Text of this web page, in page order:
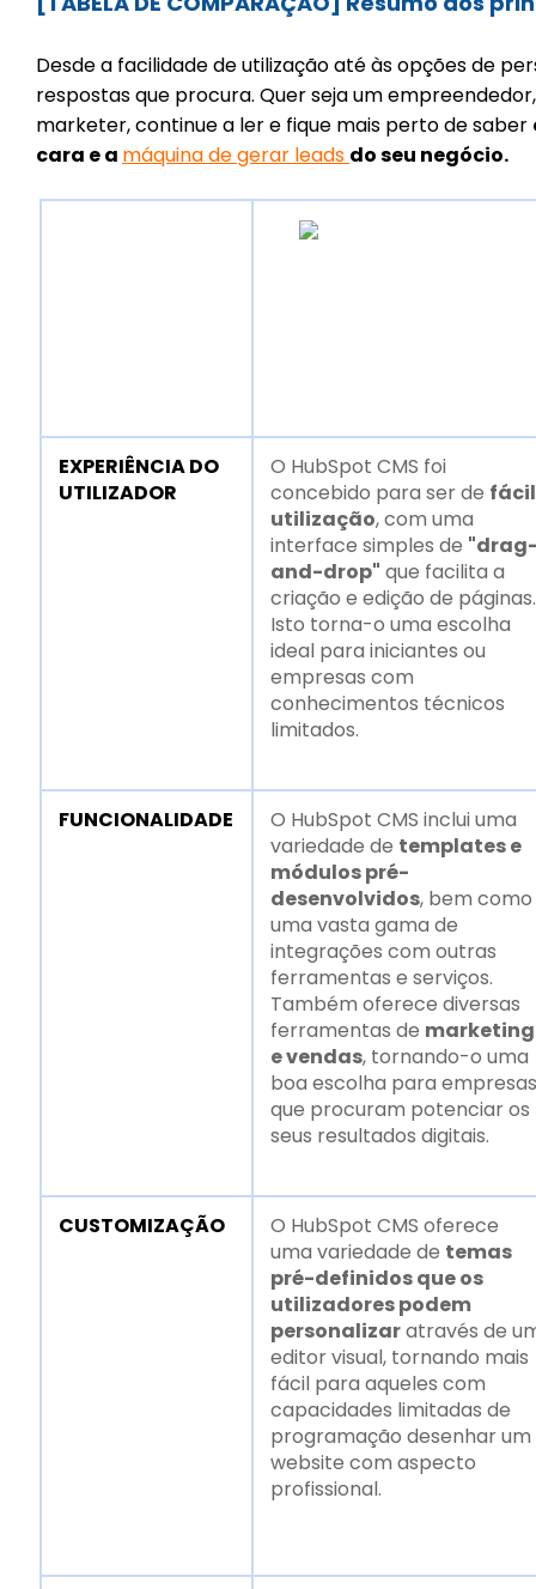
Desde a facilidade de utilização até às opções de
respostas que procura. Quer seja um
marketer, continue a ler e fique mais perto de saber
cara e a máquina de gerar leads do seu negócio.
EXPERIÊNCIA DO
UTILIZADOR
O HubSpot CMS foi
concebido para ser de fácil
utilização, com uma
interface simples de
and-drop" que facilita a
criação e edição de páginas.
Isto torna-o uma escolha
ideal para iniciantes ou
empresas com
conhecimentos técnicos
limitados.
FUNCIONALIDADE
O HubSpot CMS inclui uma
variedade de templates e
módulos pré-
desenvolvidos, bem como
uma vasta gama de
integrações com outras
ferramentas e serviços.
Também oferece diversas
ferramentas de marketing
e vendas, tornando-o uma
boa escolha para empresas
que procuram potenciar os
seus resultados digitais.
CUSTOMIZAÇÃO
O HubSpot CMS oferece
uma variedade de temas
pré-definidos que os
utilizadores podem
personalizaratravés de
editor visual, tornando mais
fácil para aqueles com
capacidades limitadas de
programação desenhar um
website com aspecto
profissional.